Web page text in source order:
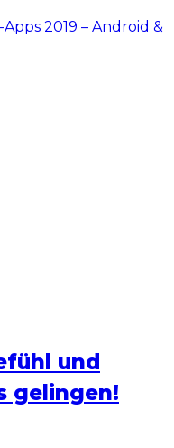
2019 – Android &
und
gelingen!